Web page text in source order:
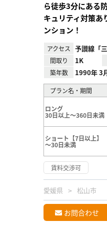
ら徒歩3分にある
キュリティ対策あ
ンション！
アクセス 予讃線「
間取り 1K
築年数 1990年 3
プラン名・期間
ロング
30日以上～360日未満
ショート【7日以上】
～30日未満
賃料交渉可
愛媛県 松山市
お問合わせ